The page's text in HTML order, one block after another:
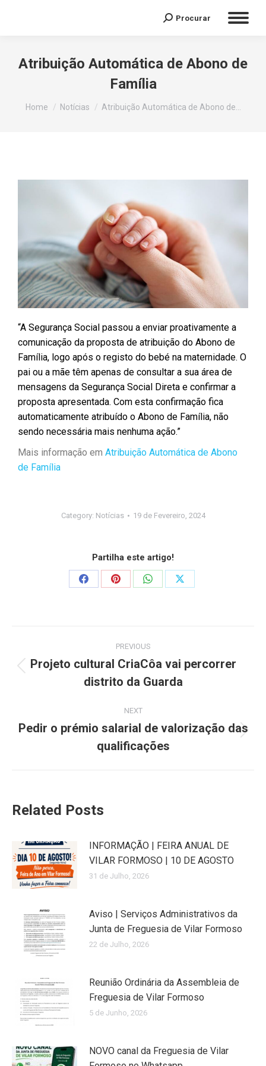
Procurar
Atribuição Automática de Abono de
Família
You are here:
Home Notícias Atribuição Automática de Abono de…
“A Segurança Social passou a enviar proativamente a
comunicação da proposta de atribuição do Abono de
Família, logo após o registo do bebé na maternidade. O
pai ou a mãe têm apenas de consultar a sua área de
mensagens da Segurança Social Direta e confirmar a
proposta apresentada. Com esta confirmação fica
automaticamente atribuído o Abono de Família, não
sendo necessária mais nenhuma ação.”
Mais informação em Atribuição Automática de Abono
de Família
Category: Notícias 19 de Fevereiro, 2024
Partilha este artigo!
PREVIOUS
Projeto cultural CriaCôa vai percorrer
distrito da Guarda
NEXT
Pedir o prémio salarial de valorização das
qualificações
Related Posts
INFORMAÇÃO | FEIRA ANUAL DE
VILAR FORMOSO | 10 DE AGOSTO
31 de Julho, 2026
Aviso | Serviços Administrativos da
Junta de Freguesia de Vilar Formoso
22 de Julho, 2026
Reunião Ordinária da Assembleia de
Freguesia de Vilar Formoso
5 de Junho, 2026
NOVO canal da Freguesia de Vilar